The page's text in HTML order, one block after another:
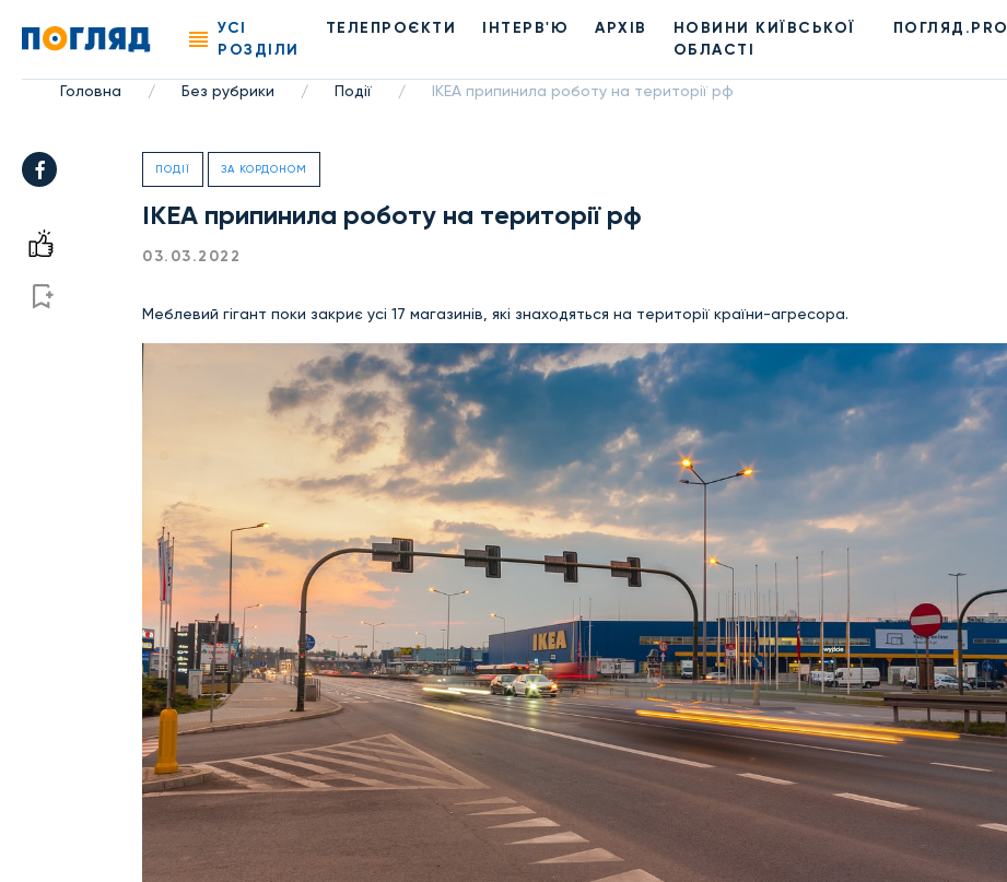
УСІ
РОЗДІЛИ
ТЕЛЕПРОЄКТИ ІНТЕРВ'Ю АРХІВ
НОВИНИ КИЇВСЬКОЇ
ОБЛАСТІ
ПОГЛЯД.PRO
Головна / Без рубрики / Події / IKEA припинила роботу на території рф
ПОДІЇ ЗА КОРДОНОМ
IKEA припинила роботу на території рф
03.03.2022
Меблевий гігант поки закриє усі 17 магазинів, які знаходяться на території країни-агресора.